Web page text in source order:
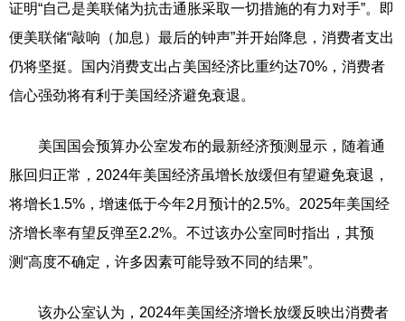
证明“自己是美联储为抗击通胀采取一切措施的有力对手”。即
便美联储“敲响（加息）最后的钟声”并开始降息，消费者支出
仍将坚挺。国内消费支出占美国经济比重约达70%，消费者
信心强劲将有利于美国经济避免衰退。
美国国会预算办公室发布的最新经济预测显示，随着通
胀回归正常，2024年美国经济虽增长放缓但有望避免衰退，
将增长1.5%，增速低于今年2月预计的2.5%。2025年美国经
济增长率有望反弹至2.2%。不过该办公室同时指出，其预
测“高度不确定，许多因素可能导致不同的结果”。
该办公室认为，2024年美国经济增长放缓反映出消费者